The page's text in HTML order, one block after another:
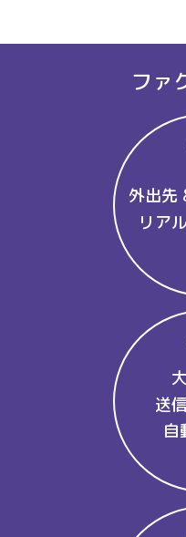
ファ
外出先
リア
送
自